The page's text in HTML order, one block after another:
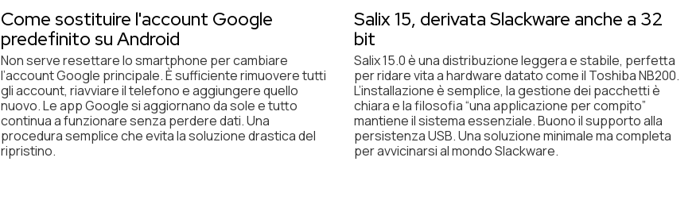
Come sostituire l'account Google
predefinito su Android
Non serve resettare lo smartphone per cambiare
l’account Google principale. È sufficiente rimuovere tutti
gli account, riavviare il telefono e aggiungere quello
nuovo. Le app Google si aggiornano da sole e tutto
continua a funzionare senza perdere dati. Una
procedura semplice che evita la soluzione drastica del
ripristino.
Salix 15, derivata Slackware anche a 32
bit
Salix 15.0 è una distribuzione leggera e stabile, perfetta
per ridare vita a hardware datato come il Toshiba NB200.
L’installazione è semplice, la gestione dei pacchetti è
chiara e la filosofia “una applicazione per compito”
mantiene il sistema essenziale. Buono il supporto alla
persistenza USB. Una soluzione minimale ma completa
per avvicinarsi al mondo Slackware.